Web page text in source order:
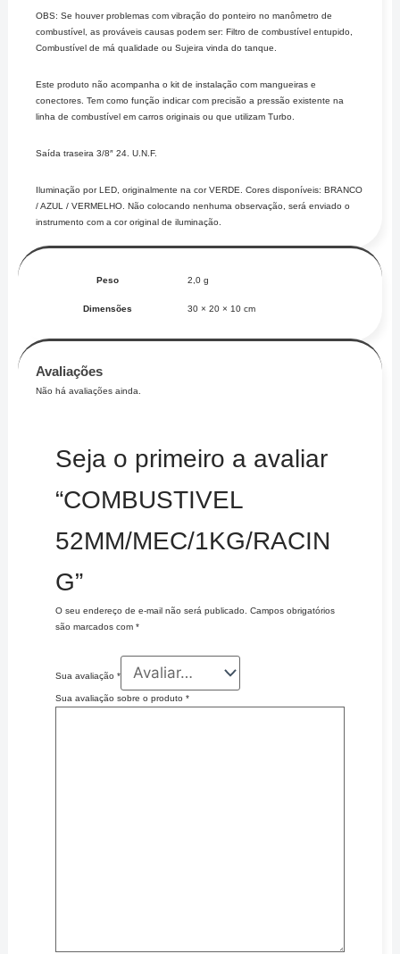
OBS: Se houver problemas com vibração do ponteiro no manômetro de
combustível, as prováveis causas podem ser: Filtro de combustível entupido,
Combustível de má qualidade ou Sujeira vinda do tanque.
Este produto não acompanha o kit de instalação com mangueiras e
conectores. Tem como função indicar com precisão a pressão existente na
linha de combustível em carros originais ou que utilizam Turbo.
Saída traseira 3/8″ 24. U.N.F.
Iluminação por LED, originalmente na cor VERDE. Cores disponíveis: BRANCO
/ AZUL / VERMELHO. Não colocando nenhuma observação, será enviado o
instrumento com a cor original de iluminação.
Peso 2,0 g
Dimensões 30 × 20 × 10 cm
Avaliações
Não há avaliações ainda.
Seja o primeiro a avaliar
“COMBUSTIVEL
52MM/MEC/1KG/RACIN
G”
O seu endereço de e-mail não será publicado.
Campos obrigatórios
são marcados com *
Sua avaliação *
Sua avaliação sobre o produto *